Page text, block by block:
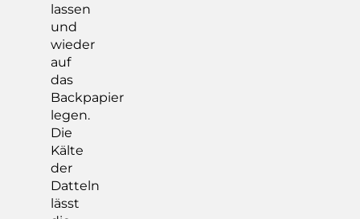
lassen
und
wieder
auf
das
Backpapier
legen.
Die
Kälte
der
Datteln
lässt